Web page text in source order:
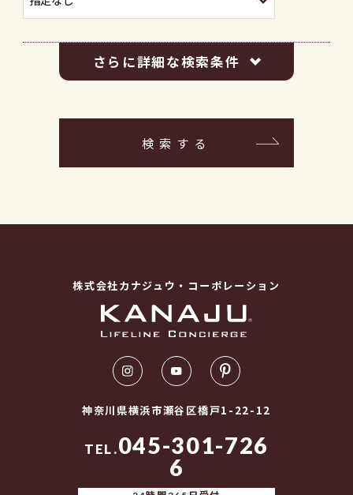
さらに詳細な検索条件
検索する
株式会社カナジュウ・コーポレーション
神奈川県横浜市瀬谷区橋戸1-22-12
TEL.045-301-726
6